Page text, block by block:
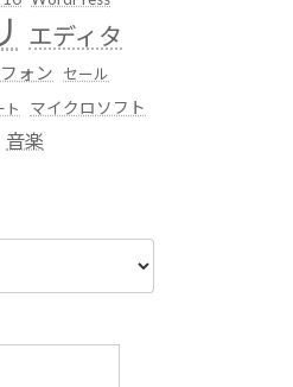
エディタ
ォン セール
ト マイクロソフト
音楽